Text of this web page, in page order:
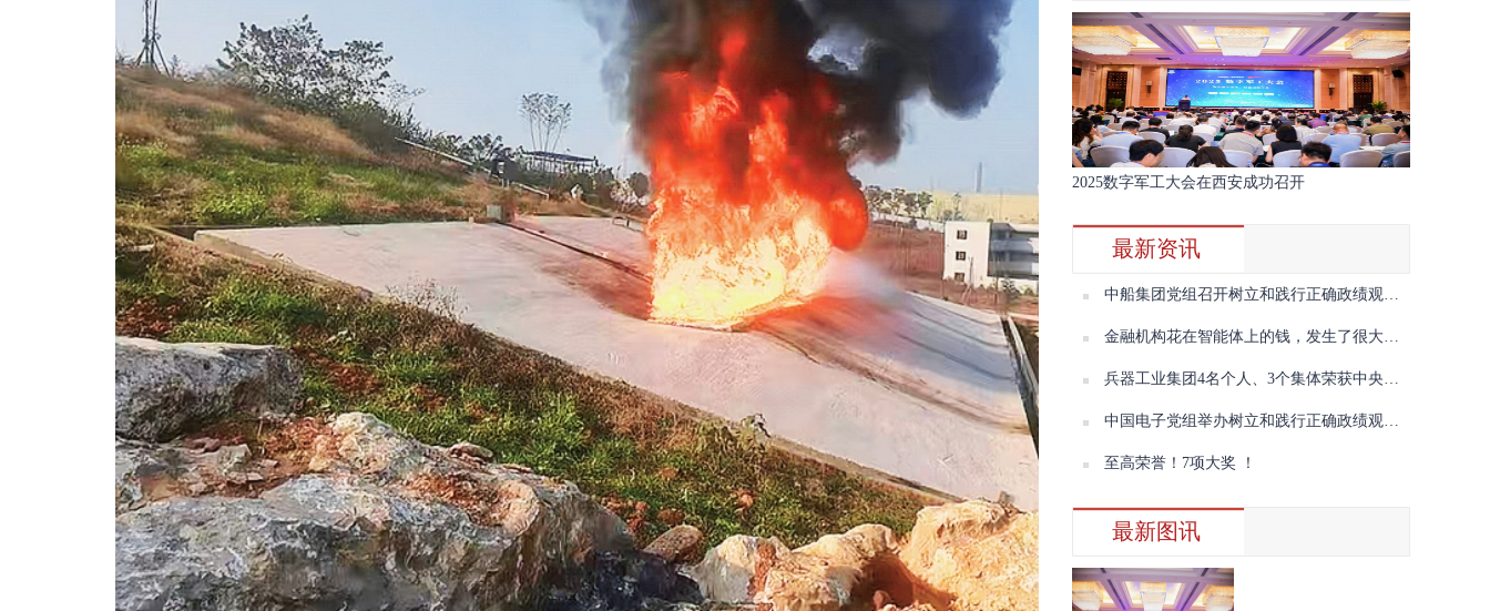
2025数字军工大会在西安成功召开
最新资讯
中船集团党组召开树立和践行正确政绩观学习教育第三期读书班暨理论学习中心组2026年第七次学习会议
金融机构花在智能体上的钱，发生了很大变化
兵器工业集团4名个人、3个集体荣获中央企业“两优一先”表彰
中国电子党组举办树立和践行正确政绩观学习教育读书班（第三期）暨理论学习中心组学习会议
至高荣誉！7项大奖 ！
最新图讯